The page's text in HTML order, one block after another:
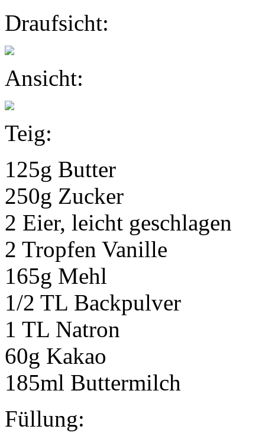
Draufsicht:
Ansicht:
Teig:
125g Butter
250g Zucker
2 Eier, leicht geschlagen
2 Tropfen Vanille
165g Mehl
1/2 TL Backpulver
1 TL Natron
60g Kakao
185ml Buttermilch
Füllung: